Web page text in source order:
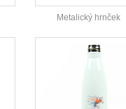
Metalický hrnček